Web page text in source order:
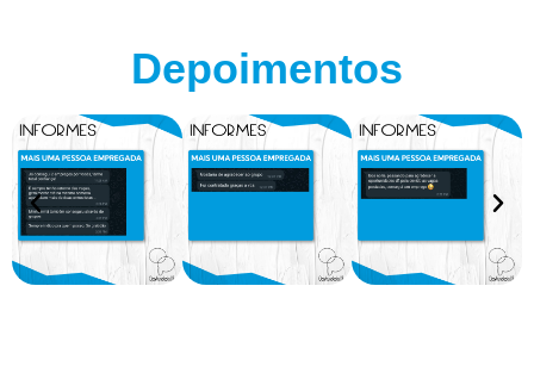
Depoimentos